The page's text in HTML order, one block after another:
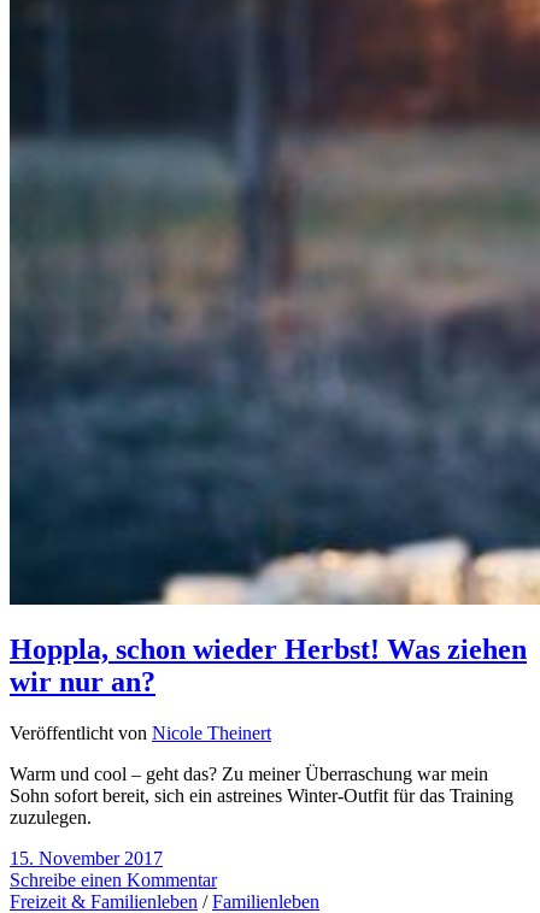
Hoppla, schon wieder Herbst! Was ziehen
wir nur an?
Veröffentlicht von Nicole Theinert
Warm und cool – geht das? Zu meiner Überraschung war mein
Sohn sofort bereit, sich ein astreines Winter-Outfit für das Training
zuzulegen.
15. November 2017
Schreibe einen Kommentar
Freizeit & Familienleben /Familienleben